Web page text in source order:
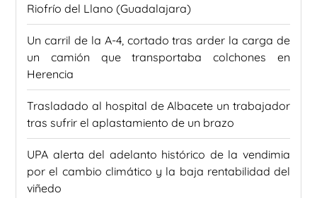
Riofrío del Llano (Guadalajara)
Un carril de la A-4, cortado tras arder la carga de
un camión que transportaba colchones en
Herencia
Trasladado al hospital de Albacete un trabajador
tras sufrir el aplastamiento de un brazo
UPA alerta del adelanto histórico de la vendimia
por el cambio climático y la baja rentabilidad del
viñedo